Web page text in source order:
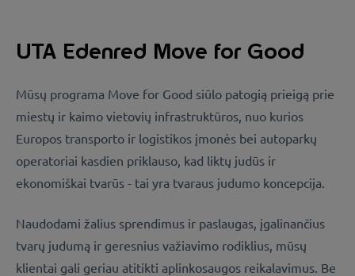
UTA Edenred Move for Good
Mūsų programa Move for Good siūlo patogią prieigą prie
miestų ir kaimo vietovių infrastruktūros, nuo kurios
Europos transporto ir logistikos įmonės bei autoparkų
operatoriai kasdien priklauso, kad liktų judūs ir
ekonomiškai tvarūs - tai yra tvaraus judumo koncepcija.
Naudodami žalius sprendimus ir paslaugas, įgalinančius
tvarų judumą ir geresnius važiavimo rodiklius, mūsų
klientai gali geriau atitikti aplinkosaugos reikalavimus. Be